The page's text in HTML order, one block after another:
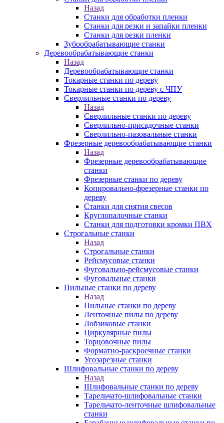
Назад
Станки для обработки пленки
Станки для резки и запайки пленки
Станки для резки пленки
Зубообрабатывающие станки
Деревообрабатывающие станки
Назад
Деревообрабатывающие станки
Токарные станки по дереву
Токарные станки по дереву с ЧПУ
Сверлильные станки по дереву
Назад
Сверлильные станки по дереву
Сверлильно-присадочные станки
Сверлильно-пазовальные станки
Фрезерные деревообрабатывающие станки
Назад
Фрезерные деревообрабатывающие
станки
Фрезерные станки по дереву
Копировально-фрезерные станки по
дереву
Станки для снятия свесов
Круглопалочные станки
Станки для подготовки кромки ПВХ
Строгальные станки
Назад
Строгальные станки
Рейсмусовые станки
Фуговально-рейсмусовые станки
Фуговальные станки
Пильные станки по дереву
Назад
Пильные станки по дереву
Ленточные пилы по дереву
Лобзиковые станки
Циркулярные пилы
Торцовочные пилы
Форматно-раскроечные станки
Усозарезные станки
Шлифовальные станки по дереву
Назад
Шлифовальные станки по дереву
Тарельчато-шлифовальные станки
Тарельчато-ленточные шлифовальные
станки